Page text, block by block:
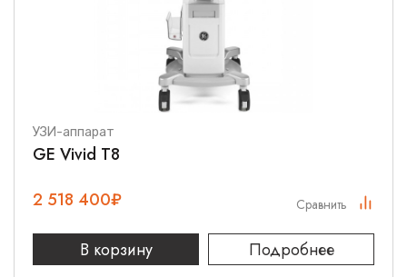
УЗИ-аппарат
GE Vivid T8
2 518 400₽
В корзину Подробнее
Сравнить